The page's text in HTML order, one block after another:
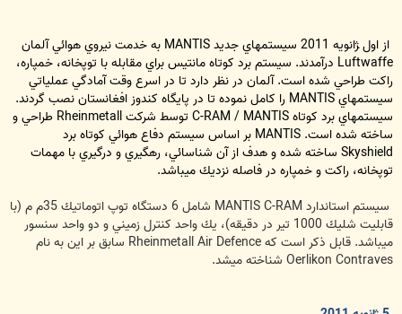
از اول ‍‍ژانويه 2011 سيستمهاي جديد MANTIS به خدمت نيروي هوائي آلمان
Luftwaffe درآمدند. سيستم برد كوتاه مانتيس براي مقابله با توپخانه، خمپاره،
راكت طراحي شده است. آلمان در نظر دارد تا در اسرع وقت آمادگي عملياتي
سيستمهاي MANTIS را كامل نموده تا در پايگاه كندوز افغانستان نصب گردند.
سيستمهاي برد كوتاه C-RAM / MANTIS توسط شركت Rheinmetall طراحي و
ساخته شده است. MANTIS بر اساس سيستم دفاع هوائي كوتاه برد
Skyshield ساخته شده و هدف از آن شناسائي، رهگيري و درگيري با مهمات
توپخانه، راكت و خمپاره در فاصله نزديك ميباشد.
سيستم استاندارد MANTIS C-RAM شامل 6 دستگاه توپ اتوماتيك 35م م (با
قابليت شليك 1000 تير در دقيقه)، يك واحد كنترل زميني و دو واحد سنسور
ميباشد. قابل ذكر است كه Rheinmetall Air Defence سابق بر اين به نام
Oerlikon Contraves شناخته ميشد.